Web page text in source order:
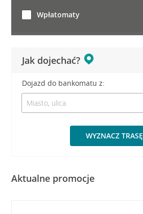
Jak dojechać?
Dojazd do bankomatu z:
WYZNACZ TRASĘ
Wpłatomaty
Aktualne promocje